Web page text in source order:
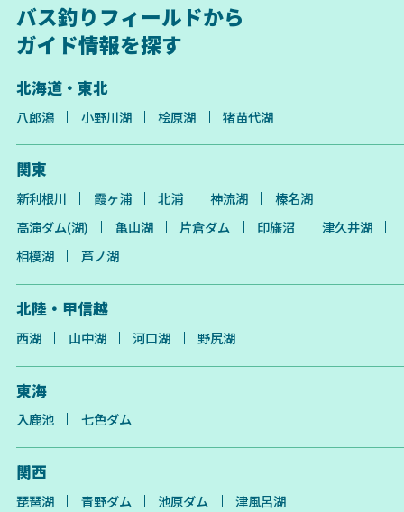
バス釣りフィールドから
ガイド情報を探す
北海道・東北
八郎潟 小野川湖 桧原湖 猪苗代湖
関東
新利根川 霞ヶ浦 北浦 神流湖
榛名湖
高滝ダム(湖)
亀山湖 片倉ダム 印旛沼
津久井湖
相模湖
芦ノ湖
北陸・甲信越
西湖 山中湖 河口湖 野尻湖
東海
入鹿池 七色ダム
関西
琵琶湖 青野ダム 池原ダム 津風呂湖